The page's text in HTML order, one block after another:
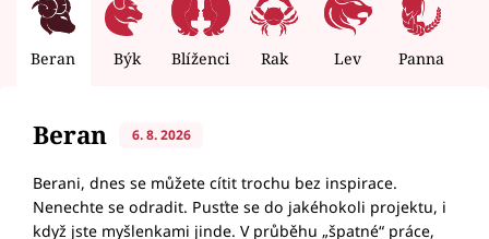
Beran Býk Blíženci Rak Lev Panna
Beran 6. 8. 2026
Berani, dnes se můžete cítit trochu bez inspirace.
Nenechte se odradit. Pusťte se do jakéhokoli projektu, i
když jste myšlenkami jinde. V průběhu „špatné“ práce,